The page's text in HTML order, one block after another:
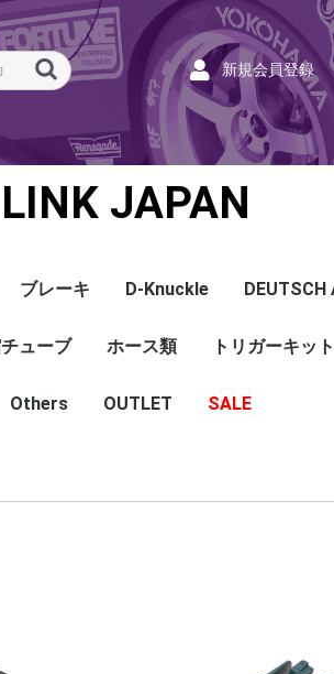
新規会員登録
LINK JAPAN
Terminals and Plugs
G1 - G4
CAN and Tuning
G4X - G4+
CAN＆Tuning ケーブ
コネクタ＆Pin
Wire-in ハーネス
拡張ハーネス MAZDA
HONDA
TOYOTA
NISSAN
クランクセンサー
温度センサー
MAPセンサー
圧力センサー
ノックセンサー
CAN ラムダ 空燃比
ブーストコントロール
Injector
ISC
その他
ブレーキ D-Knuckle DEUTSCH
AMP SSC
DTM
DT
DTP
その他
線
線
線
線
ューブ
収縮チュー
メッシュチュ
付 メッシュ
ア
ホース類
シリコンホース
耐熱スリーブ
バキュームホース
燃料ホース
トリガーキット
Others OUTLET SALE